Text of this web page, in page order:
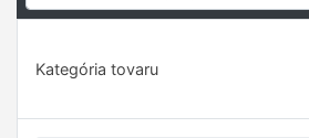
Kategória tovaru